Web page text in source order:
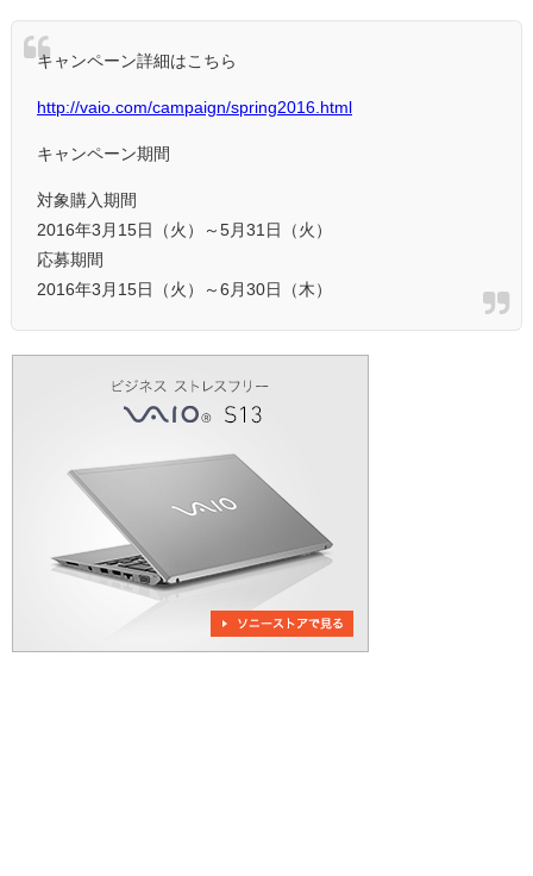
キャンペーン詳細はこちら
http://vaio.com/campaign/spring2016.html
キャンペーン期間
対象購入期間
2016年3月15日（火）～5月31日（火）
応募期間
2016年3月15日（火）～6月30日（木）